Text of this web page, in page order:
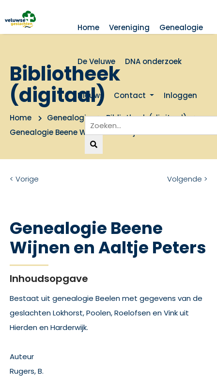
Home Vereniging Genealogie
De Veluwe DNA onderzoek
Nieuws Contact Inloggen
Bibliotheek
(digitaal)
Home Genealogie
Bibliotheek (digitaal)
Genealogie Beene Wijnen en Aaltje Peters
< Vorige Volgende >
Genealogie Beene
Wijnen en Aaltje Peters
Inhoudsopgave
Bestaat uit genealogie Beelen met gegevens van de
geslachten Lokhorst, Poolen, Roelofsen en Vink uit
Hierden en Harderwijk.
Auteur
Rugers, B.